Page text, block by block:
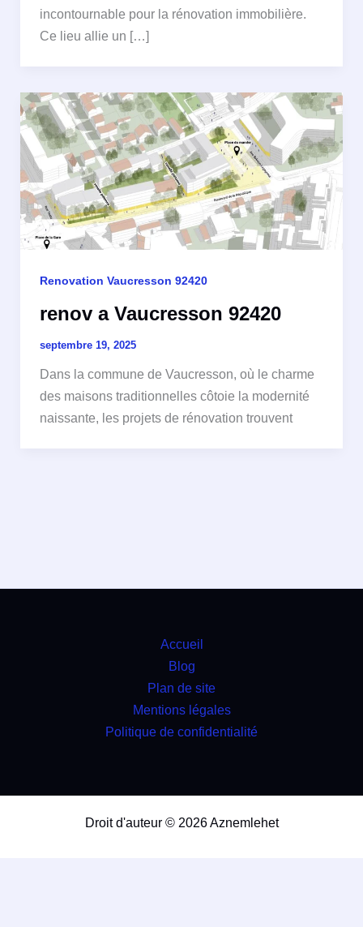
incontournable pour la rénovation immobilière.
Ce lieu allie un […]
Renovation Vaucresson 92420
renov a Vaucresson 92420
septembre 19, 2025
Dans la commune de Vaucresson, où le charme
des maisons traditionnelles côtoie la modernité
naissante, les projets de rénovation trouvent
Accueil
Blog
Plan de site
Mentions légales
Politique de confidentialité
Droit d'auteur © 2026 Aznemlehet